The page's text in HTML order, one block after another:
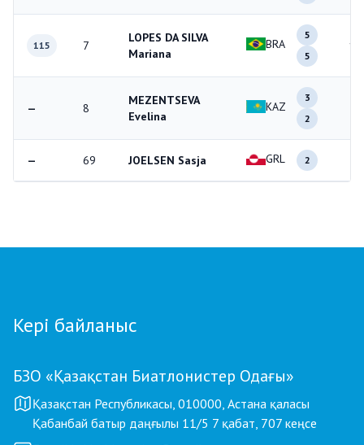
115 7
LOPES DA SILVA
Mariana
BRA
5
5
10
— 8
MEZENTSEVA
Evelina
KAZ
3
2
— 69 JOELSEN Sasja GRL 2
Кері байланыс
БЗО «Қазақстан Биатлонистер Одағы»
Қазақстан Республикасы, 010000, Астана қаласы
Қабанбай батыр даңғылы 11/5 7 қабат, 707 кеңсе